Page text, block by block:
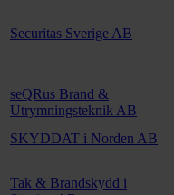
Securitas Sverige AB
seQRus Brand &
Utrymningsteknik AB
SKYDDAT i Norden AB
Tak & Brandskydd i